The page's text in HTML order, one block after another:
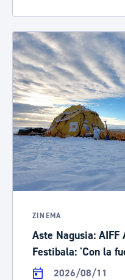
ZINEMA
Aste Nagusia:
Festibala: 'Con la
2026/08/11